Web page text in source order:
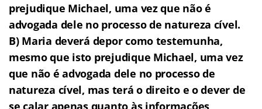
prejudique Michael, uma vez que não é
advogada dele no processo de natureza cível.
B) Maria deverá depor como testemunha,
mesmo que isto prejudique Michael, uma vez
que não é advogada dele no processo de
natureza cível, mas terá o direito e o dever de
se calar apenas quanto às informações